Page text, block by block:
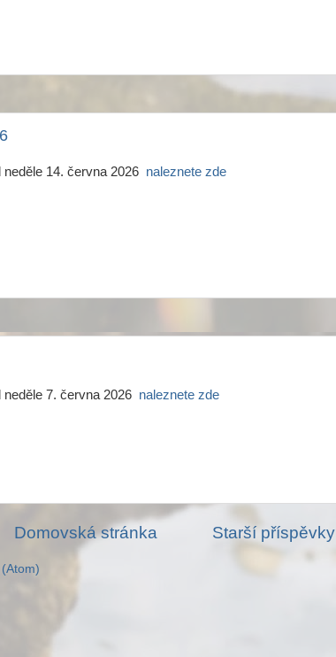
14. června 2026 naleznete zde
7. června 2026 naleznete zde
Starší příspěvky
Domovská stránka